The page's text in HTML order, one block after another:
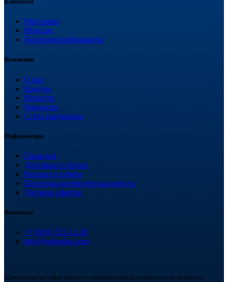
Магазины
Монтаж
Полезная информация
Компания
О нас
Бренды
Новости
Вакансии
Стать партнером
Информация
Гарантия
Доставка и оплата
Возврат и обмен
Политика конфиденциальности
Договор оферты
Контакты
+7 (918) 252-12-26
info@teploplas.com
Материалы на сайте имеют ознакомительный характер и не являются